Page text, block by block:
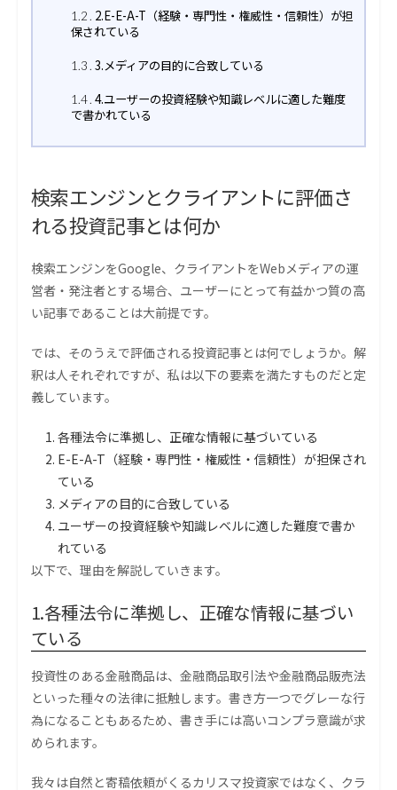
1.2
2.E-E-A-T（経験・専門性・権威性・信頼性）が担
保されている
1.3 3.メディアの目的に合致している
1.4 4.ユーザーの投資経験や知識レベルに適した難度
で書かれている
検索エンジンとクライアントに評価さ
れる投資記事とは何か
検索エンジンをGoogle、クライアントをWebメディアの運
営者・発注者とする場合、ユーザーにとって有益かつ質の高
い記事であることは大前提です。
では、そのうえで評価される投資記事とは何でしょうか。解
釈は人それぞれですが、私は以下の要素を満たすものだと定
義しています。
各種法令に準拠し、正確な情報に基づいている
E-E-A-T（経験・専門性・権威性・信頼性）が担保され
ている
メディアの目的に合致している
ユーザーの投資経験や知識レベルに適した難度で書か
れている
以下で、理由を解説していきます。
1.各種法令に準拠し、正確な情報に基づい
ている
投資性のある金融商品は、金融商品取引法や金融商品販売法
といった種々の法律に抵触します。書き方一つでグレーな行
為になることもあるため、書き手には高いコンプラ意識が求
められます。
我々は自然と寄稿依頼がくるカリスマ投資家ではなく、クラ